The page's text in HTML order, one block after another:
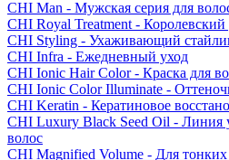
CHI Man - Мужская серия для
CHI Royal Treatment - Королевский
CHI Styling - Ухаживающий
CHI Infra - Ежедневный уход
CHI Ionic Hair Color - Краска для
CHI Ionic Color Illuminate -
CHI Keratin - Кератиновое
CHI Luxury Black Seed Oil - Линия
волос
CHI Magnified Volume - Для тонких